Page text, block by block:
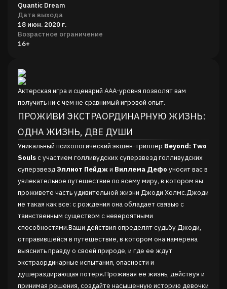
Quantic Dream
Дата выхода
18 июн. 2020 г.
Возрастное ограничение
16+
Актерская игра и сценарий ААА-уровня позволят вам
получить ни с чем не сравнимый игровой опыт.
ПРОЖИВИ ЭКСТРАОРДИНАРНУЮ ЖИЗНЬ:
ОДНА ЖИЗНЬ, ДВЕ ДУШИ
Уникальный психологический экшен-триллер Beyond: Two
Soulsс участием голливудских суперзвезд голливудских
суперзвезд Эллиот Пейджи Виллема Дефо уносит вас в
увлекательное путешествие по всему миру, в котором вы
проживете часть удивительной жизни Джоди Холмс.Джоди
не такая как все: с рождения она обладает связью с
таинственным существом с невероятными
способностями.Ваши действия определят судьбу Джоди,
отправившейся в путешествие, в котором она намерена
выяснить правду о своей природе, и где ее ждут
экстраординарные испытания, опасности и
душераздирающая потеря.Проживая ее жизнь, действуя и
принимая решения, создайте насыщенную историю девочки